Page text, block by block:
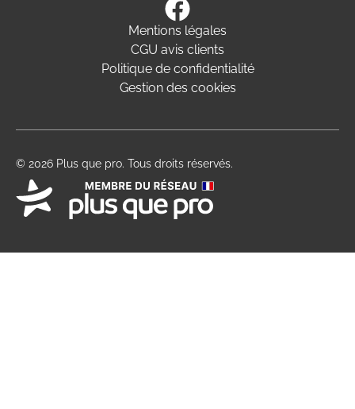
Mentions légales
CGU avis clients
Politique de confidentialité
Gestion des cookies
© 2026 Plus que pro. Tous droits réservés.